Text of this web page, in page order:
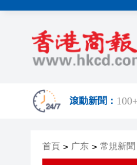
滾動新聞：
中
工
耀
首頁 > 广东 > 常規新聞